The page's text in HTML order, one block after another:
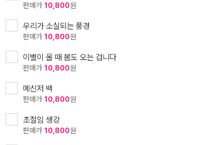
판매가 10,800원
우리가 소실되는 풍경
판매가 10,800원
이별이 올 때 봄도 오는 겁니다
판매가 10,800원
메신저 백
판매가 10,800원
초절임 생강
판매가 10,800원